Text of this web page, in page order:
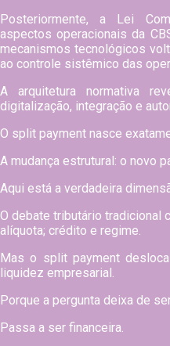
Posteriormente, a Lei
aspectos operacionais da
mecanismos tecnológicos
ao controle sistêmico das
A arquitetura normativa
digitalização, integração e
O split payment nasce
A mudança estrutural: o novo
Aqui está a verdadeira
O debate tributário tradicional
alíquota; crédito e regime.
Mas o split payment
liquidez empresarial.
Porque a pergunta deixa de
Passa a ser financeira.